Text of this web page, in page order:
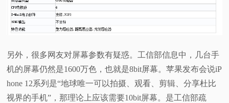
另外，很多网友对屏幕参数有疑惑。工信部信息中，几台手
机的屏幕仍然是1600万色，也就是8bit屏幕。苹果发布会说iP
hone 12系列是“地球唯一可以拍摄、观看、剪辑、分享杜比
视界的手机”，那理论上应该需要10bit屏幕。是工信部疏